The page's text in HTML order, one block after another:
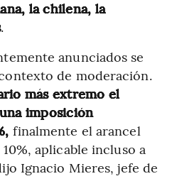
la chilena, la
.
anunciados se
de moderación.
más extremo el
imposición
finalmente el arancel
aplicable incluso a
Ignacio Mieres, jefe de